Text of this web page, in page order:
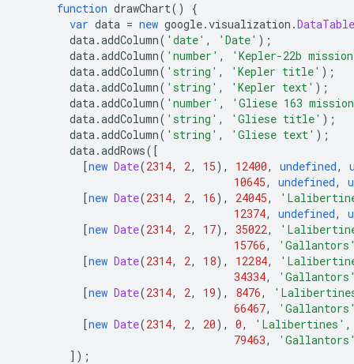
function drawChart()
{
var data = new google.visualization .DataTable
data.addColumn( 'date' , 'Date' );
data.addColumn( 'number' ,
'Kepler-22b
data.addColumn( 'string' , 'Kepler title' );
data.addColumn( 'string' , 'Kepler text' );
data.addColumn( 'number' ,
'Gliese 163
data.addColumn( 'string' , 'Gliese title' );
data.addColumn( 'string' , 'Gliese text' );
data.addRows([
[new Date(2314, 2, 15), 12400, undefined,
10645, undefined,
[new Date(2314, 2, 16), 24045,
12374, undefined,
[new Date(2314, 2, 17), 35022,
15766,
[new Date(2314, 2, 18), 12284,
34334,
[new Date(2314, 2, 19), 8476,
66467,
[new Date(2314, 2, 20), 0, 'Lalibertines' ,
79463,
]);